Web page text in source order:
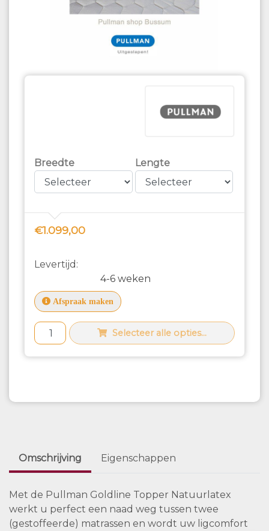
Breedte Lengte
€1.099,00
Levertijd:
4-6 weken
Afspraak maken
Selecteer alle opties...
Omschrijving Eigenschappen
Met de Pullman Goldline Topper Natuurlatex
werkt u perfect een naad weg tussen twee
(gestoffeerde) matrassen en wordt uw ligcomfort